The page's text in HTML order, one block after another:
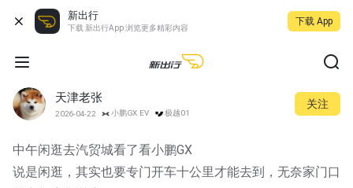
新出行
下载 新出行App 浏览更多精彩内容
下载 App
天津老张
2026-04-22 小鹏GX EV 极越01
关注
中午闲逛去汽贸城看了看小鹏GX
说是闲逛，其实也要专门开车十公里才能去到，无奈家门口